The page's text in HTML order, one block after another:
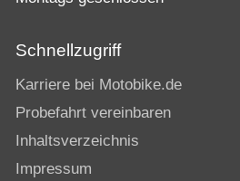
Schnellzugriff
Karriere bei Motobike.de
Probefahrt vereinbaren
Inhaltsverzeichnis
Impressum